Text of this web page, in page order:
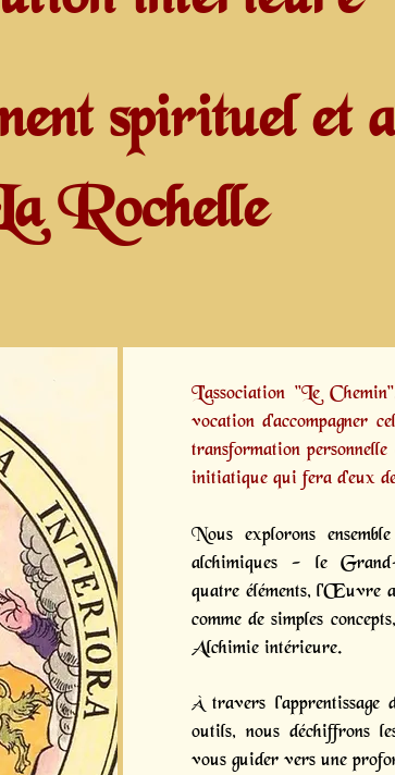
spirituel et
Rochelle
L'association "Le
vocation d'accompagner
transformation
initiatique qui fera d’eux
Nous explorons
alchimiques - le
quatre éléments, l'Œuvre
comme de simples
Alchimie intérieure.
À travers l'apprentissage
outils, nous déchiffrons
vous guider vers une